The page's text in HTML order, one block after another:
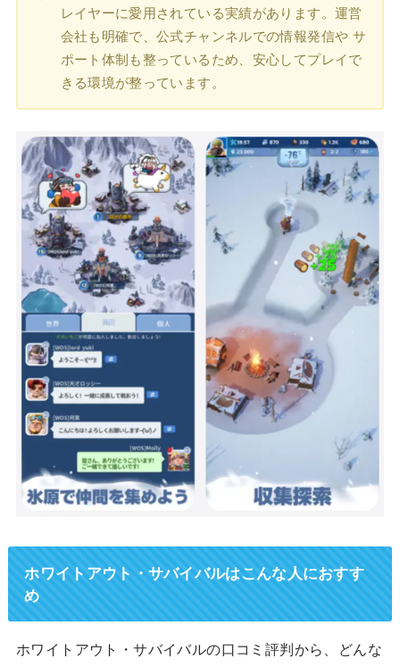
レイヤーに愛用されている実績があります。運営
会社も明確で、公式チャンネルでの情報発信や サ
ポート体制も整っているため、安心してプレイで
きる環境が整っています。
ホワイトアウト・サバイバルはこんな人におすす
め
ホワイトアウト・サバイバルの口コミ評判から、どんな